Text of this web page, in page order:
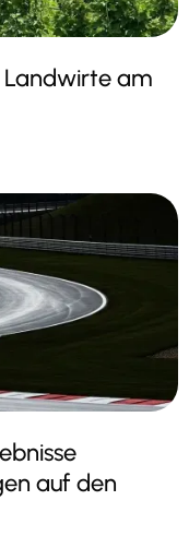
Landwirte am
auf den